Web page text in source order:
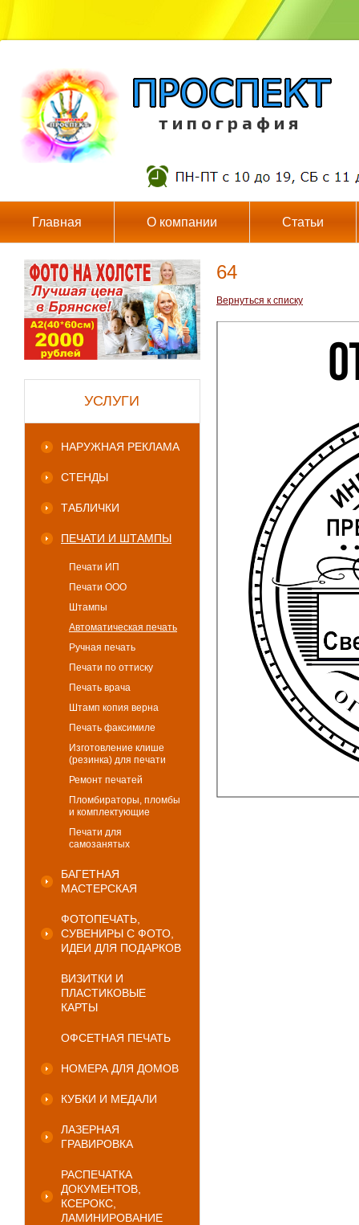
т и п о г р а ф и я
Главная О компании Статьи
УСЛУГИ
НАРУЖНАЯ РЕКЛАМА
СТЕНДЫ
ТАБЛИЧКИ
ПЕЧАТИ И ШТАМПЫ
Печати ИП
Печати ООО
Штампы
Автоматическая печать
Ручная печать
Печати по оттиску
Печать врача
Штамп копия верна
Печать факсимиле
Изготовление клише
(резинка) для печати
Ремонт печатей
Пломбираторы, пломбы
и комплектующие
Печати для
самозанятых
БАГЕТНАЯ
МАСТЕРСКАЯ
ФОТОПЕЧАТЬ,
СУВЕНИРЫ С ФОТО,
ИДЕИ ДЛЯ ПОДАРКОВ
ВИЗИТКИ И
ПЛАСТИКОВЫЕ
КАРТЫ
ОФСЕТНАЯ ПЕЧАТЬ
НОМЕРА ДЛЯ ДОМОВ
КУБКИ И МЕДАЛИ
ЛАЗЕРНАЯ
ГРАВИРОВКА
РАСПЕЧАТКА
ДОКУМЕНТОВ,
КСЕРОКС,
ЛАМИНИРОВАНИЕ
64
Вернуться к списку